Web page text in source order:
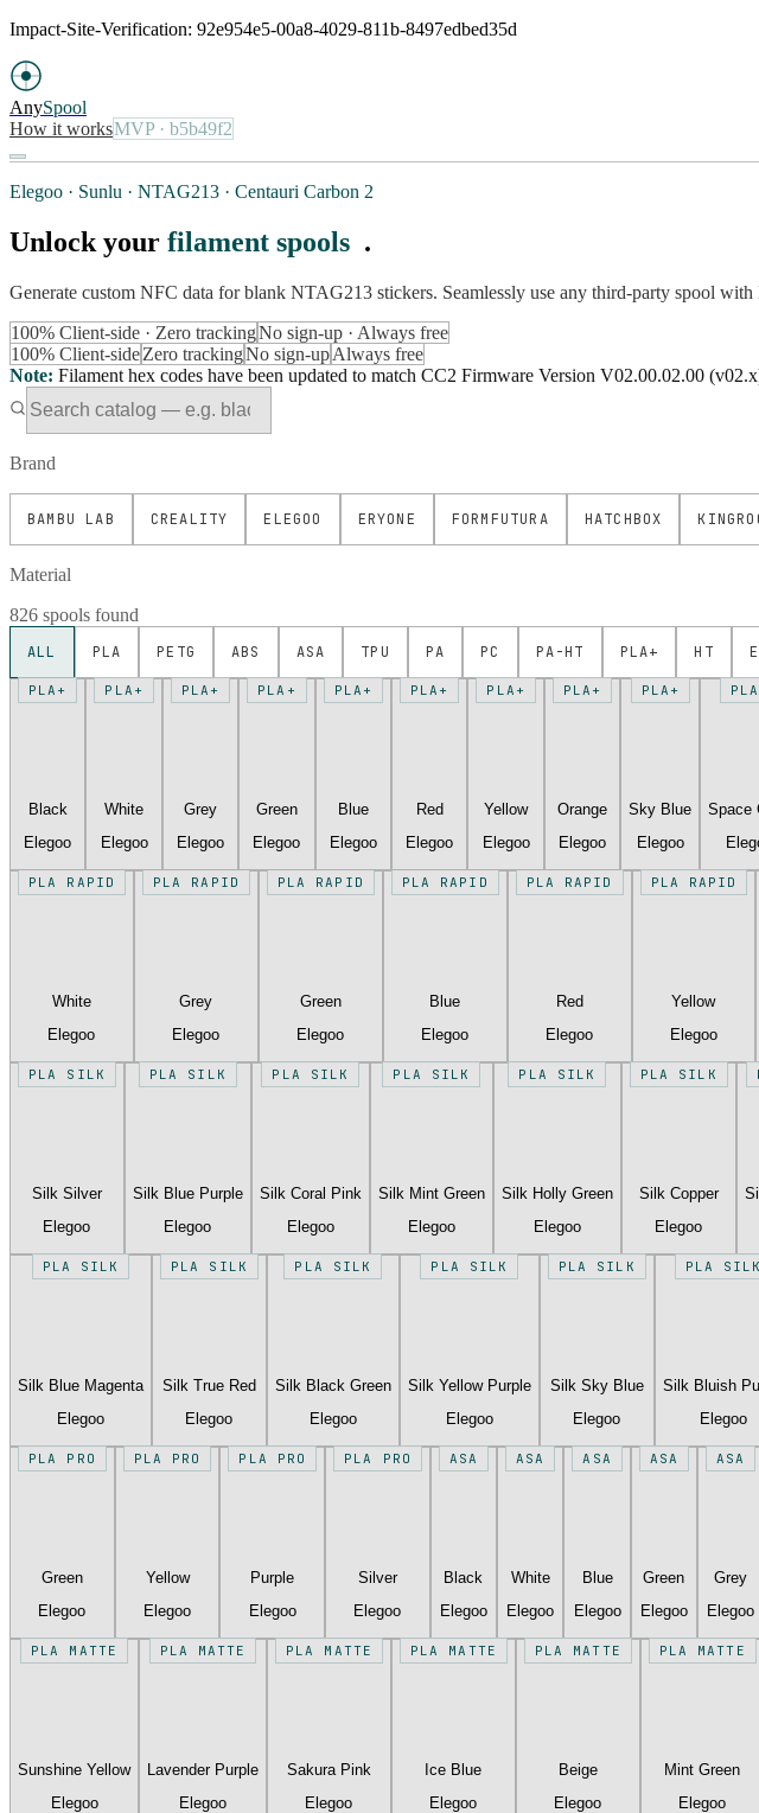
Impact-Site-Verification: 92e954e5-00a8-4029-811b-8497edbed35d
AnySpool
How it worksMVP· b5b49f2
Elegoo · Sunlu · NTAG213 · Centauri Carbon 2
Unlock your filament spools .
Generate custom NFC data for blank NTAG213 stickers. Seamlessly use any third-party spool
100% Client-side · Zero trackingNo sign-up · Always free
100% Client-sideZero trackingNo sign-upAlways free
Note: Filament hex codes have been updated to match CC2 Firmware Version V02.00.02.00
Brand
BAMBU LAB CREALITY ELEGOO ERYONE FORMFUTURA HATCHBOX
Material
826 spools found
ALL PLA PETG ABS ASA TPU PA PC PA-HT PLA+ HT
PLA+
Black
Elegoo
PLA+
White
Elegoo
PLA+
Grey
Elegoo
PLA+
Green
Elegoo
PLA+
Blue
Elegoo
PLA+
Red
Elegoo
PLA+
Yellow
Elegoo
PLA+
Orange
Elegoo
PLA+
Sky Blue
Elegoo
Space
PLA RAPID
White
Elegoo
PLA RAPID
Grey
Elegoo
PLA RAPID
Green
Elegoo
PLA RAPID
Blue
Elegoo
PLA RAPID
Red
Elegoo
PLA RAPID
Yellow
Elegoo
PLA SILK
Silk Silver
Elegoo
PLA SILK
Silk Blue Purple
Elegoo
PLA SILK
Silk Coral Pink
Elegoo
PLA SILK
Silk Mint Green
Elegoo
PLA SILK
Silk Holly Green
Elegoo
PLA SILK
Silk Copper
Elegoo
PLA SILK
Silk Blue Magenta
Elegoo
PLA SILK
Silk True Red
Elegoo
PLA SILK
Silk Black Green
Elegoo
PLA SILK
Silk Yellow Purple
Elegoo
PLA SILK
Silk Sky Blue
Elegoo
PLA SILK
Silk Bluish
Elegoo
PLA PRO
Green
Elegoo
PLA PRO
Yellow
Elegoo
PLA PRO
Purple
Elegoo
PLA PRO
Silver
Elegoo
ASA
Black
Elegoo
ASA
White
Elegoo
ASA
Blue
Elegoo
ASA
Green
Elegoo
ASA
Grey
Elegoo
PLA MATTE
Sunshine Yellow
Elegoo
PLA MATTE
Lavender Purple
Elegoo
PLA MATTE
Sakura Pink
Elegoo
PLA MATTE
Ice Blue
Elegoo
PLA MATTE
Beige
Elegoo
PLA MATTE
Mint Green
Elegoo